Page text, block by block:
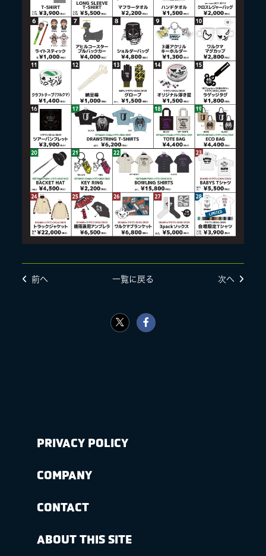
前へ 一覧に戻る 次へ
PRIVACY POLICY
COMPANY
CONTACT
ABOUT THIS SITE